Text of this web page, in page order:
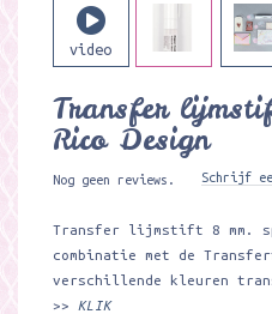
Transfer
Rico Design
Nog geen reviews. Schrijf
Transfer lijmstift 8 mm.
combinatie met de
verschillende kleuren
>> KLIK